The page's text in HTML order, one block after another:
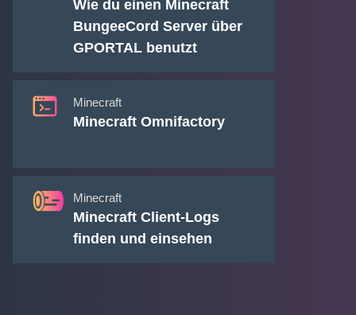
Wie du einen Minecraft
BungeeCord Server über
GPORTAL benutzt
Minecraft
Minecraft Omnifactory
Minecraft
Minecraft Client-Logs
finden und einsehen